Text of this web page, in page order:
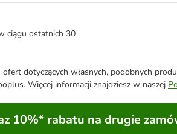
ciągu ostatnich 30
dotyczących własnych, podobnych
Więcej informacji znajdziesz w naszej
10%* rabatu na drugie